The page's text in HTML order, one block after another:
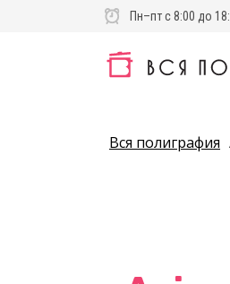
Пн–пт с 8:00 до
Вся полиграфия